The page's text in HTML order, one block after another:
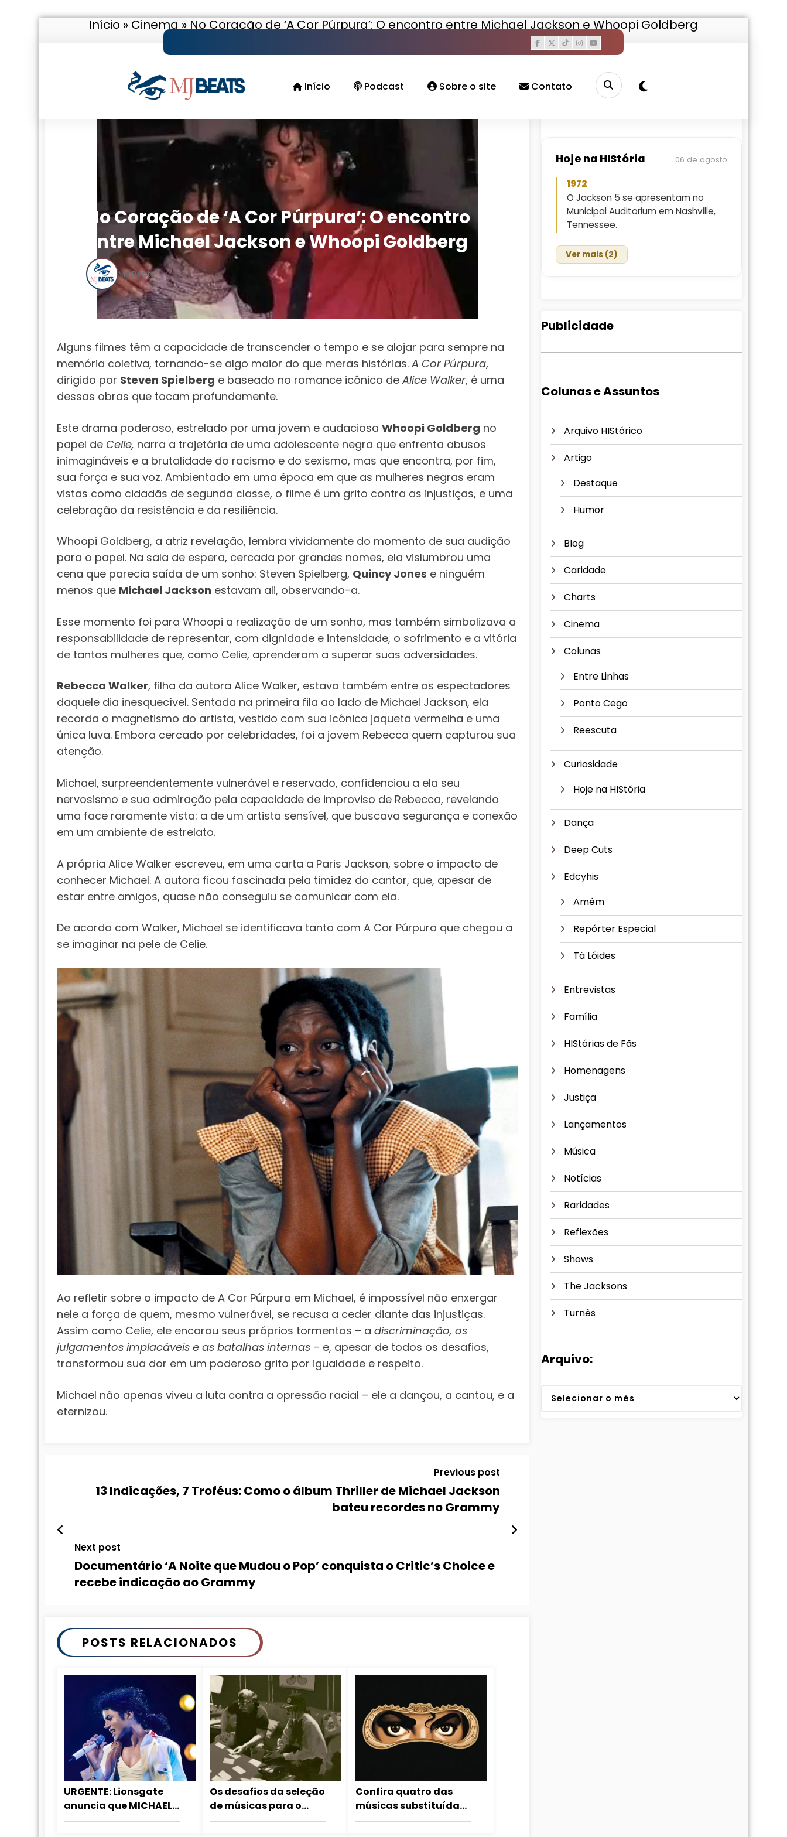
Início
Podcast Sobre o site Contato
Início » Cinema » No Coração de ‘A Cor Púrpura’: O encontro entre Michael Jackson e Whoopi Goldberg
No Coração de ‘A Cor Púrpura’: O encontro
entre Michael Jackson e Whoopi Goldberg
MJ Beats
Alguns filmes têm a capacidade de transcender o tempo e se alojar para sempre na
memória coletiva, tornando-se algo maior do que meras histórias. A Cor Púrpura,
dirigido por Steven Spielberg e baseado no romance icônico de Alice Walker, é uma
dessas obras que tocam profundamente.
Este drama poderoso, estrelado por uma jovem e audaciosa Whoopi Goldberg no
papel de Celie, narra a trajetória de uma adolescente negra que enfrenta abusos
inimagináveis e a brutalidade do racismo e do sexismo, mas que encontra, por fim,
sua força e sua voz. Ambientado em uma época em que as mulheres negras eram
vistas como cidadãs de segunda classe, o filme é um grito contra as injustiças, e uma
celebração da resistência e da resiliência.
Whoopi Goldberg, a atriz revelação, lembra vividamente do momento de sua audição
para o papel. Na sala de espera, cercada por grandes nomes, ela vislumbrou uma
cena que parecia saída de um sonho: Steven Spielberg, Quincy Jones e ninguém
menos que Michael Jackson estavam ali, observando-a.
Esse momento foi para Whoopi a realização de um sonho, mas também simbolizava a
responsabilidade de representar, com dignidade e intensidade, o sofrimento e a vitória
de tantas mulheres que, como Celie, aprenderam a superar suas adversidades.
Rebecca Walker, filha da autora Alice Walker, estava também entre os espectadores
daquele dia inesquecível. Sentada na primeira fila ao lado de Michael Jackson, ela
recorda o magnetismo do artista, vestido com sua icônica jaqueta vermelha e uma
única luva. Embora cercado por celebridades, foi a jovem Rebecca quem capturou sua
atenção.
Michael, surpreendentemente vulnerável e reservado, confidenciou a ela seu
nervosismo e sua admiração pela capacidade de improviso de Rebecca, revelando
uma face raramente vista: a de um artista sensível, que buscava segurança e conexão
em um ambiente de estrelato.
A própria Alice Walker escreveu, em uma carta a Paris Jackson, sobre o impacto de
conhecer Michael. A autora ficou fascinada pela timidez do cantor, que, apesar de
estar entre amigos, quase não conseguiu se comunicar com ela.
De acordo com Walker, Michael se identificava tanto com A Cor Púrpura que chegou a
se imaginar na pele de Celie.
Ao refletir sobre o impacto de A Cor Púrpura em Michael, é impossível não enxergar
nele a força de quem, mesmo vulnerável, se recusa a ceder diante das injustiças.
Assim como Celie, ele encarou seus próprios tormentos – a discriminação, os
julgamentos implacáveis e as batalhas internas – e, apesar de todos os desafios,
transformou sua dor em um poderoso grito por igualdade e respeito.
Michael não apenas viveu a luta contra a opressão racial – ele a dançou, a cantou, e a
eternizou.
Previous post
13 Indicações, 7 Troféus: Como o álbum Thriller de Michael Jackson
bateu recordes no Grammy
Next post
Documentário ‘A Noite que Mudou o Pop’ conquista o Critic’s Choice e
recebe indicação ao Grammy
POSTS RELACIONADOS
URGENTE: Lionsgate
anuncia que MICHAEL 2
será lançado entre o
Os desafios da seleção
de músicas para o
álbum Dangerous
Confira quatro das
músicas substituídas
de última hora no
Hoje na HIStória 06 de agosto
1972
O Jackson 5 se apresentam no
Municipal Auditorium em Nashville,
Tennessee.
Ver mais (2)
Publicidade
Colunas e Assuntos
Arquivo HIStórico
Artigo
Destaque
Humor
Blog
Caridade
Charts
Cinema
Colunas
Entre Linhas
Ponto Cego
Reescuta
Curiosidade
Hoje na HIStória
Dança
Deep Cuts
Edcyhis
Amém
Repórter Especial
Tá Lóides
Entrevistas
Família
HIStórias de Fãs
Homenagens
Justiça
Lançamentos
Música
Notícias
Raridades
Reflexões
Shows
The Jacksons
Turnês
Arquivo:
Arquivos